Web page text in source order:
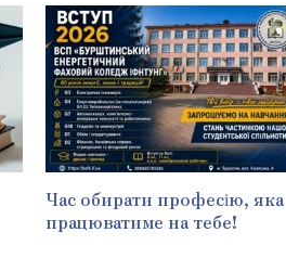
Час обирати професію, яка
працюватиме на тебе!